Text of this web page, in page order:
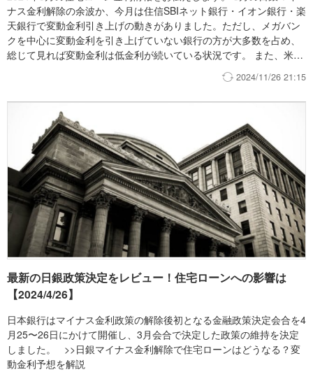
が、その引き上げ幅は年0.25〜0.35%と、銀行によって差が見られ
ました。今回の利上げへの対応でも、すでに反映時期や引き上げ幅
に違いが出ています。新規借入金利は、ドコモSMTBネット銀行が8
月に年0.250%、楽天銀行が7月と8月の2か月間で合計年0.248%引き
宅ローン金利が一律で年0.25%上昇するとは限りません。今後も、
業戦略などによって、金利の反映時期や引き上げ幅に多少の差が出
る可能性があります。なお、銀行ごとに引き上げ幅が違う理由は、
大きく分けて次の3つがあります。① 過去の基準金利引き上げ幅が
銀行ごとに違う住宅ローンの基準金利は「短期プライムレート」と
いう、各銀行が独自に決める金利をもとにしています。日銀の利上
げ時に短プラをすぐに動かす銀行と、しばらく据え置いてきた銀行
があります。前回年0.35%引き上げた銀行は、これまで引き上げて
こなかった分をまとめて反映していることもあり、引き上げ幅が大
きくなっていました。② 預金金利の引き上げペースの違い住宅ロー
ンの原資は預金のため、預金金利を大きく上げる銀行ほど、コスト
アップ分を住宅ローン金利にも転嫁する必要があり、引き上げ幅が
大きくなります。③ 新規顧客獲得の戦略の違い新規顧客獲得に注力
せず、既存顧客からの収益増加を重視している銀行ほど、基準金利
の引き上げ幅は大きくなりがちです。つまり、「日銀が政策金利を
0.25%上げたから各行も基準金利を年0.25%引き上げ」という横並
びの状況から、銀行ごとの過去の基準金利引き上げ判断・預金調達
コスト・営業戦略の違いが基準金利の引き上げ幅の違いとして反映
される状況に移行しつつあります。 そのため、次回の利上げでどの
ナス金利解除の余波か、今月は住信SBIネット銀行・イオン銀行・楽
天銀行で変動金利引き上げの動きがありました。ただし、メガバン
クを中心に変動金利を引き上げていない銀行の方が大多数を占め、
総じて見れば変動金利は低金利が続いている状況です。 また、米国
の金利上昇の影響から長期金利（10年国債利回り）が上昇し、結果
として固定金利も全体的に上昇しました。 今後も日銀の政策をめ
ぐる不透明感はあるものの、依然として変動・固定の金利差には大
きな開きがある状況です。モゲチェックとしては、借り過ぎないな
どの金利上昇リスク対策をしっかりと行う前提で、引き続き変動金
利の利用が有利と考えています。 >>日銀マイナス金利解除で住宅
ローンはどうなる？変動金利予想を解説
2024/11/26 21:15
最新の日銀政策決定をレビュー！住宅ローンへの影響は
【2024/4/26】
日本銀行はマイナス金利政策の解除後初となる金融政策決定会合を4
月25〜26日にかけて開催し、3月会合で決定した政策の維持を決定
しました。 >>日銀マイナス金利解除で住宅ローンはどうなる？変
動金利予想を解説